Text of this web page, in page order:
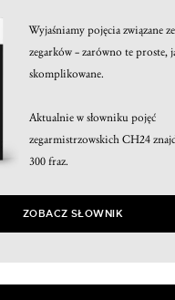
Wyjaśniamy pojęcia związane
zegarków – zarówno te proste,
skomplikowane.
Aktualnie w słowniku pojęć
zegarmistrzowskich CH24
300 fraz.
ZOBACZ SŁOWNIK